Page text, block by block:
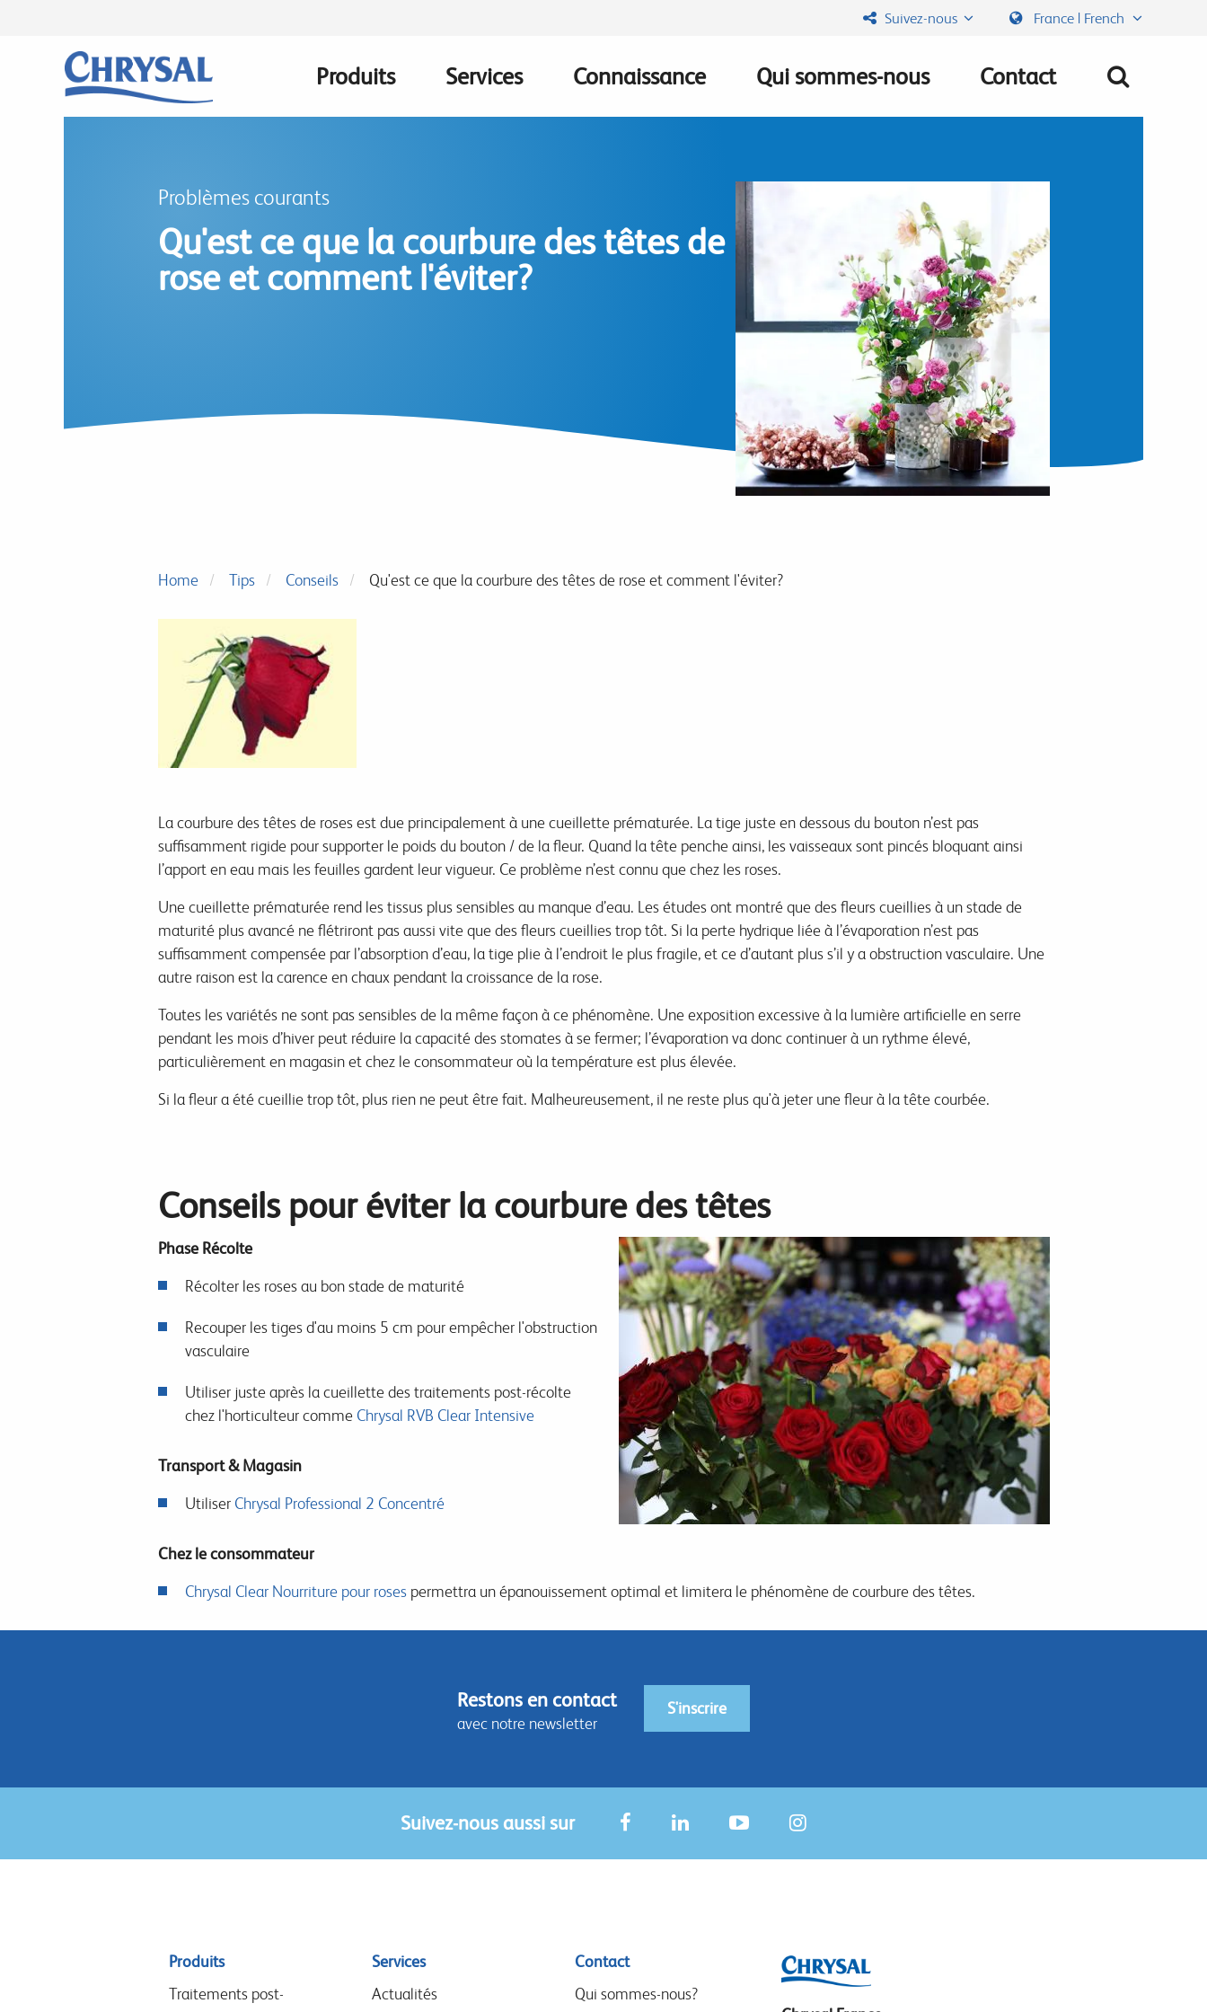
Suivez-nous France | French
Main
Produits Services Connaissance Qui sommes-nous Contact
Problèmes courants
Qu'est ce que la courbure des têtes de
rose et comment l'éviter?
Home Tips Conseils Qu'est ce que la courbure des têtes de rose et comment l'éviter?
La courbure des têtes de roses est due principalement à une cueillette prématurée. La tige juste en dessous du bouton n’est pas
suffisamment rigide pour supporter le poids du bouton / de la fleur. Quand la tête penche ainsi, les vaisseaux sont pincés bloquant ainsi
l’apport en eau mais les feuilles gardent leur vigueur. Ce problème n’est connu que chez les roses.
Une cueillette prématurée rend les tissus plus sensibles au manque d’eau. Les études ont montré que des fleurs cueillies à un stade de
maturité plus avancé ne flétriront pas aussi vite que des fleurs cueillies trop tôt. Si la perte hydrique liée à l’évaporation n’est pas
suffisamment compensée par l’absorption d’eau, la tige plie à l’endroit le plus fragile, et ce d’autant plus s’il y a obstruction vasculaire. Une
autre raison est la carence en chaux pendant la croissance de la rose.
Toutes les variétés ne sont pas sensibles de la même façon à ce phénomène. Une exposition excessive à la lumière artificielle en serre
pendant les mois d’hiver peut réduire la capacité des stomates à se fermer; l’évaporation va donc continuer à un rythme élevé,
particulièrement en magasin et chez le consommateur où la température est plus élevée.
Si la fleur a été cueillie trop tôt, plus rien ne peut être fait. Malheureusement, il ne reste plus qu'à jeter une fleur à la tête courbée.
Conseils pour éviter la courbure des têtes
Phase Récolte
Récolter les roses au bon stade de maturité
Recouper les tiges d'au moins 5 cm pour empêcher l'obstruction
vasculaire
Utiliser juste après la cueillette des traitements post-récolte
chez l'horticulteur comme Chrysal RVB Clear Intensive
Transport & Magasin
Utiliser Chrysal Professional 2 Concentré
Chez le consommateur
Chrysal Clear Nourriture pour rosespermettra un épanouissement optimal et limitera le phénomène de courbure des têtes.
Restons en contact
avec notre newsletter
S'inscrire
Suivez-nous aussi sur
Sitemap
menu
Produits
Traitements post-
Services
Actualités
Contact
Qui sommes-nous?